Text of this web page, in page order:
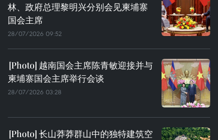
林、政府总理黎明兴分别会见柬埔寨
国会主席
28/07/2026 09:52
越南国会主席陈青敏迎接并与
柬埔寨国会主席举行会谈
28/07/2026 03:28
长山莽莽群山中的独特建筑空